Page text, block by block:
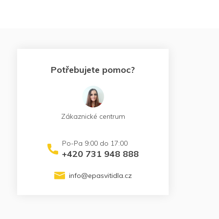
Potřebujete pomoc?
Zákaznické centrum
+420 731 948 888
info@epasvitidla.cz